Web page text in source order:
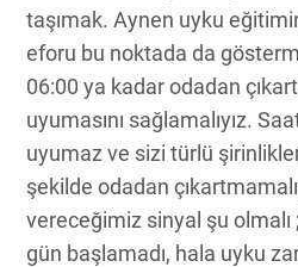
taşımak. Aynen uyku
eforu bu noktada da
06:00 ya kadar odadan
uyumasını sağlamalıyız.
uyumaz ve sizi türlü
şekilde odadan
vereceğimiz sinyal şu olmalı
gün başlamadı, hala uyku